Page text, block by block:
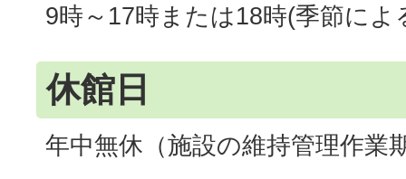
9時～17時または18時(季節によ
休館日
年中無休（施設の維持管理作業